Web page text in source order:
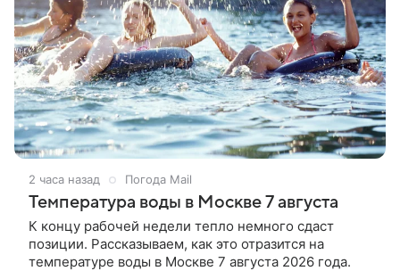
2 часа назад Погода Mail
Температура воды в Москве 7 августа
К концу рабочей недели тепло немного сдаст
позиции. Рассказываем, как это отразится на
температуре воды в Москве 7 августа 2026 года.